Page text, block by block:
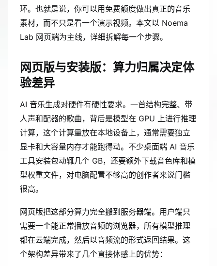
环。也就是说，你可以用免费额度做出真正的音乐
素材，而不只是看一个演示视频。本文以 Noema
Lab 网页端为主线，详细拆解每一个步骤。
网页版与安装版：算力归属决定体
验差异
AI 音乐生成对硬件有硬性要求。一首结构完整、带
人声和配器的歌曲，背后是模型在 GPU 上进行推理
计算，这个计算量放在本地设备上，通常需要独立
显卡和大容量内存才能跑得动。不少桌面端 AI 音乐
工具安装包动辄几个 GB，还要额外下载音色库和模
型权重文件，对电脑配置不够高的创作者来说门槛
很高。
网页版把这部分算力完全搬到服务器端。用户端只
需要一个能正常播放音频的浏览器，所有模型推理
都在云端完成，然后以音频流的形式返回结果。这
个架构差异带来了几个直接体感上的优势：